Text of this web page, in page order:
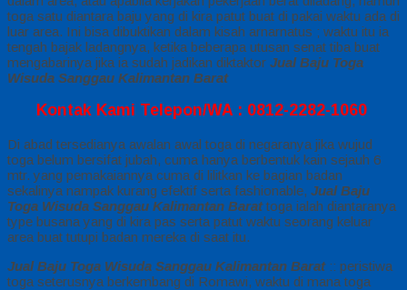
toga satu diantara baju yang di kira patut buat di pakai waktu ada di
luar area. Ini bisa dibuktikan dalam kisah arnarnatus ; waktu itu ia
tengah bajak ladangnya, ketika beberapa utusan senat tiba buat
mengabarinya jika ia sudah jadikan diktaktor Jual Baju Toga
Wisuda Sanggau Kalimantan Barat
Kontak Kami Telepon/WA : 0812-2282-1060
Di abad tersedianya awalan awal toga di negaranya jika wujud
toga belum bersifat jubah, cuma hanya berbentuk kain sejauh 6
mtr. yang pemakaiannya cuma di lilitkan ke bagian badan
sekalinya nampak kurang efektif serta fashionable, Jual Baju
Toga Wisuda Sanggau Kalimantan Barattoga ialah diantaranya
type busana yang di kira pas serta patut waktu seorang keluar
area buat tutupi badan mereka di saat itu.
Jual Baju Toga Wisuda Sanggau Kalimantan Barat:: peristiwa
toga seterusnya berkembang di Romawi, waktu di mana toga